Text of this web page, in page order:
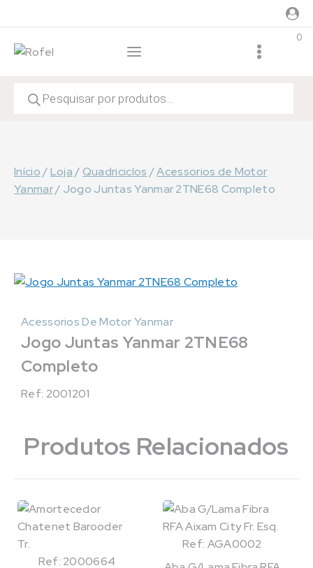
to
content
0
search
Início/Loja /Quadriciclos /Acessorios de Motor
Yanmar/ Jogo Juntas Yanmar 2TNE68 Completo
Acessorios De Motor Yanmar
Jogo Juntas Yanmar 2TNE68
Completo
Ref: 2001201
Produtos Relacionados
Ref: 2000664
Ref: AGA0002